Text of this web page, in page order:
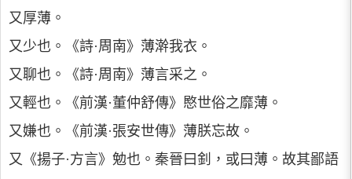
又厚薄。
又少也。《詩·周南》薄澣我衣。
又聊也。《詩·周南》薄言采之。
又輕也。《前漢·董仲舒傳》愍世俗之靡薄。
又嫌也。《前漢·張安世傳》薄朕忘故。
又《揚子·方言》勉也。秦晉曰釗，或曰薄。故其鄙語